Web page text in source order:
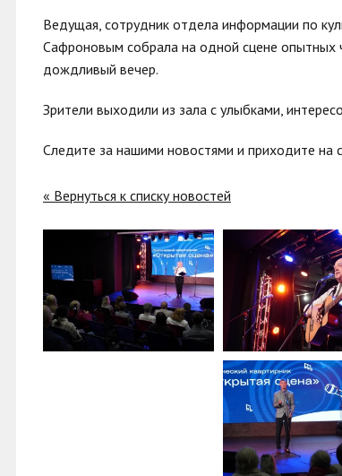
Ведущая, сотрудник отдела информации по
Сафроновым собрала на одной сцене
дождливый вечер.
Зрители выходили из зала с улыбками,
Следите за нашими новостями и приходите на
« Вернуться к списку новостей